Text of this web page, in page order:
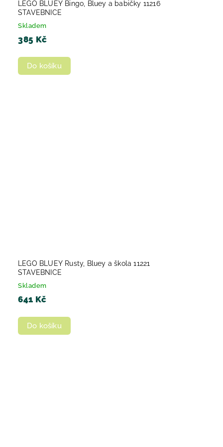
LEGO BLUEY Bingo, Bluey a babičky 11216
STAVEBNICE
Skladem
385 Kč
Do košíku
LEGO BLUEY Rusty, Bluey a škola 11221
STAVEBNICE
Skladem
641 Kč
Do košíku